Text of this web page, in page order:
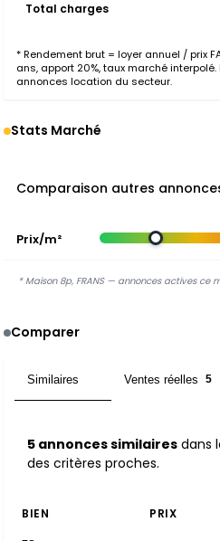
Total charges
* Rendement brut = loyer annuel / prix
ans, apport 20%, taux marché
annonces location du secteur.
Stats Marché
Comparaison autres
Prix/m²
* Maison 8p, FRANS — annonces actives ce
Comparer
Similaires Ventes réelles 5
5 annonces similaires dans
des critères proches.
BIEN PRIX